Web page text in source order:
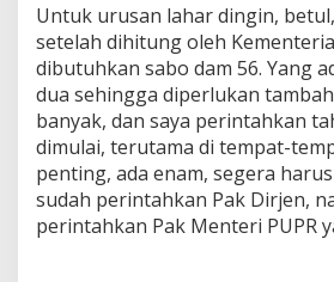
Untuk urusan lahar dingin,
setelah dihitung oleh
dibutuhkan sabo dam 56. Yang
dua sehingga diperlukan
banyak, dan saya perintahkan
dimulai, terutama di tempat-
penting, ada enam, segera
sudah perintahkan Pak Dirjen,
perintahkan Pak Menteri PUPR